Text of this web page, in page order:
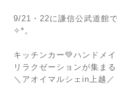
9/21・22に謙信公武道館
✧*。
キッチンカー💚ハンドメ
リラクゼーションが集まる
＼アオイマルシェin上越／